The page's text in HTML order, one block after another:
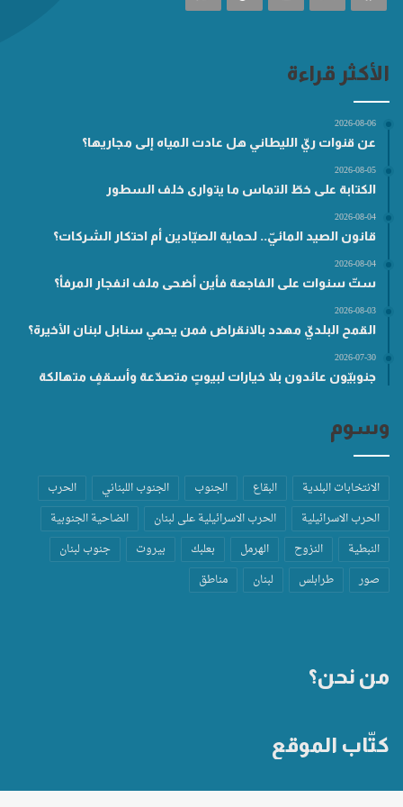
الأكثر قراءة
2026-08-06
عن قنوات ريّ الليطاني هل عادت المياه إلى مجاريها؟
2026-08-05
الكتابة على خطّ التماس ما يتوارى خلف السطور
2026-08-04
قانون الصيد المائيّ.. لحماية الصيّادين أم احتكار الشركات؟
2026-08-04
ستّ سنوات على الفاجعة فأين أضحى ملف انفجار المرفأ؟
2026-08-03
القمح البلديّ مهدد بالانقراض فمن يحمي سنابل لبنان الأخيرة؟
2026-07-30
جنوبيّون عائدون بلا خيارات لبيوتٍ متصدّعة وأسقفٍ متهالكة
وسوم
الانتخابات البلدية البقاع الجنوب الجنوب اللبناني
الحرب
الحرب الاسرائيلية
الحرب الاسرائيلية على لبنان
الضاحية الجنوبية
النبطية
النزوح الهرمل بعلبك بيروت
جنوب لبنان
صور
طرابلس لبنان مناطق
من نحن؟
كتّاب الموقع